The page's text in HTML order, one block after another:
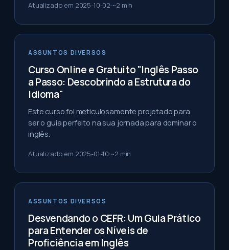
Atualizado em 2025-10-02 ~2 min
ASSUNTOS DIVERSOS
Curso Online e Gratuito "Inglês Passo
a Passo: Descobrindo a Estrutura do
Idioma"
Este curso foi meticulosamente projetado para
ser o guia perfeito na sua jornada para dominar o
inglês.
Atualizado em 2025-01-10 ~2 min
ASSUNTOS DIVERSOS
Desvendando o CEFR: Um Guia Prático
para Entender os Níveis de
Proficiência em Inglês